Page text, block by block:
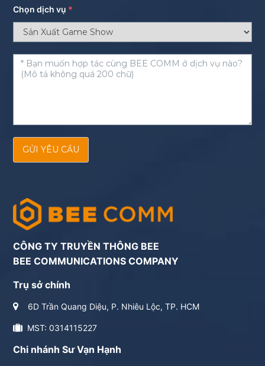
Chọn dịch vụ *
GỬI YÊU CẦU
CÔNG TY TRUYỀN THÔNG BEE
BEE COMMUNICATIONS COMPANY
Trụ sở chính
6D Trần Quang Diệu, P. Nhiêu Lộc, TP. HCM
MST: 0314115227
Chi nhánh Sư Vạn Hạnh